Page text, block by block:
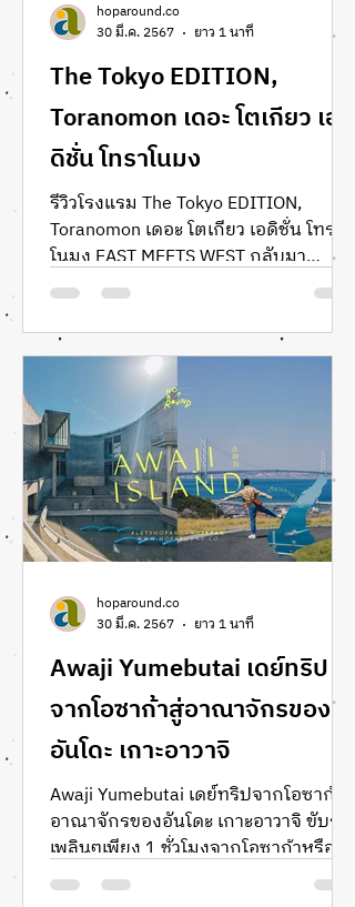
The Tokyo EDITION,
Toranomon เดอะ โตเกียว เอ
ดิชั่น โทราโนมง
รีวิวโรงแรม The Tokyo EDITION,
Toranomon เดอะ โตเกียว เอดิชั่น โทรา
โนมง EAST MEETS WEST กลับมา
โตเกียวในรอบหลายปี!! เลยอยากมาลอง
hoparound.co
30 มี.ค. 2567
ยาว 1 นาที
Awaji Yumebutai เดย์ทริป
จากโอซาก้าสู่อาณาจักรของ
อันโดะ เกาะอาวาจิ
Awaji Yumebutai เดย์ทริปจากโอซาก้าสู่
อาณาจักรของอันโดะ เกาะอาวาจิ ขับรถ
เพลินๆเพียง 1 ชั่วโมงจากโอซาก้าหรือ
35 นาทีจากโกเบ เพื่อนๆก็จะมาถึงเก
hoparound.co
30 มี.ค. 2567
ยาว 1 นาที